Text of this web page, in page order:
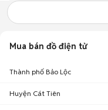
Mua bán đồ điện tử
Thành phố Bảo Lộc
Huyện Cát Tiên